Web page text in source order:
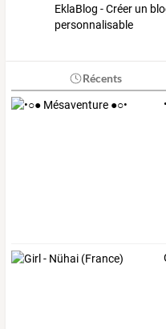
EklaBlog - Créer un
personnalisable
Récents